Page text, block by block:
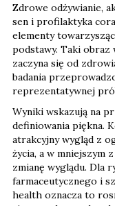
Zdrowe odżywianie,
sen i profilaktyka
elementy
podstawy. Taki obraz
zaczyna się od
badania
reprezentatywnej
Wyniki wskazują na
definiowania piękna.
atrakcyjny wygląd z
życia, a w mniejszym
zmianę wyglądu. Dla
farmaceutycznego i
health oznacza to